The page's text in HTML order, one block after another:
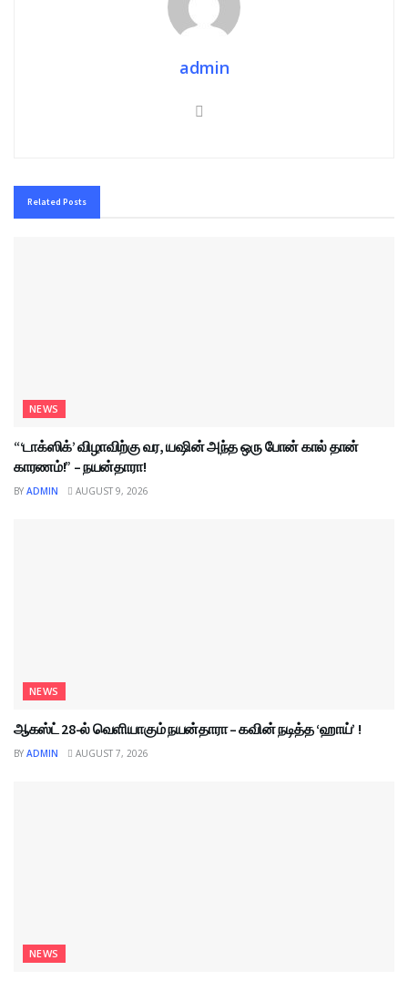
admin
Related Posts
NEWS
“‘டாக்ஸிக்’ விழாவிற்கு வர, யஷின் அந்த ஒரு போன் கால் தான்
காரணம்!” – நயன்தாரா!
BY ADMIN AUGUST 9, 2026
NEWS
ஆகஸ்ட் 28-ல் வெளியாகும் நயன்தாரா – கவின் நடித்த ‘ஹாய்’ !
BY ADMIN AUGUST 7, 2026
NEWS